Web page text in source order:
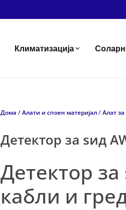
Климатизација
Дома /Алати и споен материјал/Алат
Детектор за ѕид
Детектор
кабли и